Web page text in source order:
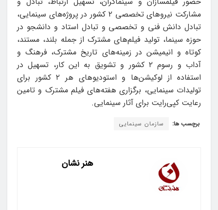
مشارکت نیروهای تخصصی ۲ کشور در پروژه‌های سینمایی،
تبادل دانش فنی و تخصصی و تبادل استاد و دانشجو در
حوزه سینما، تولید فیلم‌‏های مشترک از جمله بلند، مستند،
کوتاه و انیمیشن در زمینه‏‌های تاریخ مشترک، فرهنگ و
آداب و رسوم ۲ کشور و تشویق به این کار، تسهیل در
استفاده از لوکیشن‌ها و استودیوهای هر ۲ کشور برای
تولیدات سینمایی، برگزاری هفته‌های فیلم مشترک و تامین
رعایت کپی‌رایت برای آثار سینمایی.
برچسب ها: سازمان سینمایی
هنر نشان